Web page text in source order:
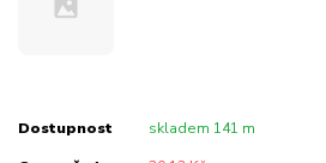
Dostupnost skladem 141 m